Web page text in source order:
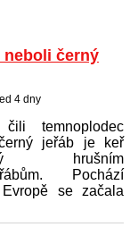
neboli černý
4 dny
temnoplodec
jeřáb je keř
hrušním
Pochází
se začala